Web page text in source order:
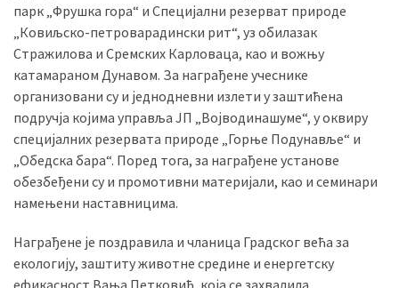
парк „Фрушка гора“ и Специјални резерват природе
„Ковиљско-петроварадински рит“, уз обилазак
Стражилова и Сремских Карловаца, као и вожњу
катамараном Дунавом. За награђене учеснике
организовани су и једнодневни излети у заштићена
подручја којима управља ЈП „Војводинашуме“, у оквиру
специјалних резервата природе „Горње Подунавље“ и
„Обедска бара“. Поред тога, за награђене установе
обезбеђени су и промотивни материјали, као и семинари
намењени наставницима.
Награђене је поздравила и чланица Градског већа за
екологију, заштиту животне средине и енергетску
ефикасност Вања Петковић, која се захвалила